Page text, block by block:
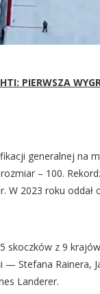
PIERWSZA
generalnej na
– 100.
W 2023 roku
skoczków z 9
Stefana Rainera,
Landerer.